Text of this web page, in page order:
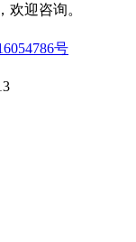
欢迎咨询。
号